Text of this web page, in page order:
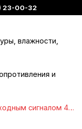
23-00-32
влажности,
и
сигналом 4…